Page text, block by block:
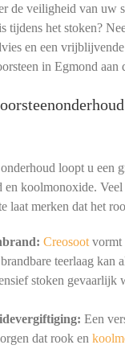
de veiligheid van uw
tijdens het stoken?
en een
in Egmond aan
loopt u een
en koolmonoxide. Veel
laat merken dat het
Creosootvormt
teerlaag kan
stoken gevaarlijk
Een
dat rook en